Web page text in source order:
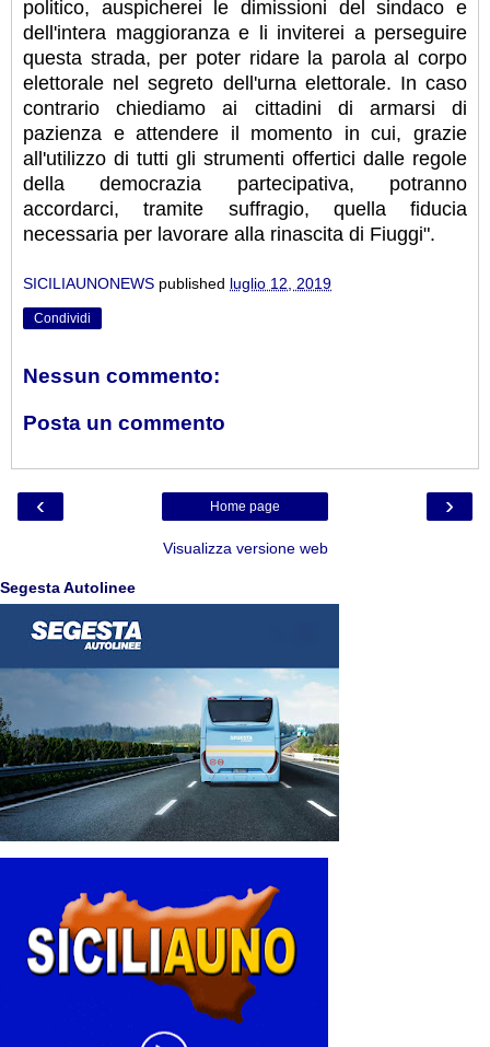
politico, auspicherei le dimissioni del sindaco e
dell'intera maggioranza e li inviterei a perseguire
questa strada, per poter ridare la parola al corpo
elettorale nel segreto dell'urna elettorale. In caso
contrario chiediamo ai cittadini di armarsi di
pazienza e attendere il momento in cui, grazie
all'utilizzo di tutti gli strumenti offertici dalle regole
della democrazia partecipativa, potranno
accordarci, tramite suffragio, quella fiducia
necessaria per lavorare alla rinascita di Fiuggi".
SICILIAUNONEWS published luglio 12, 2019
Condividi
Nessun commento:
Posta un commento
‹ ›
Home page
Visualizza versione web
Segesta Autolinee